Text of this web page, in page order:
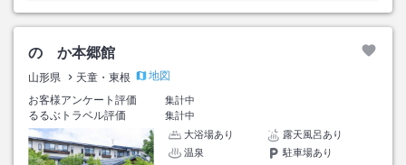
のゝか本郷館
山形県 天童・東根
地図
お客様アンケート評価
集計中
るるぶトラベル評価
集計中
大浴場あり
露天風呂あり
温泉
駐車場あり